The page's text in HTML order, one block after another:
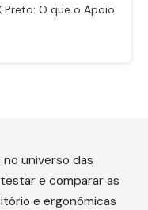
Preto: O que o Apoio
universo das
e comparar as
e ergonômicas